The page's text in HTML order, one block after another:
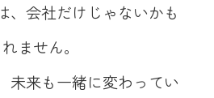
、会社だけじゃないかも
れません。
未来も一緒に変わってい